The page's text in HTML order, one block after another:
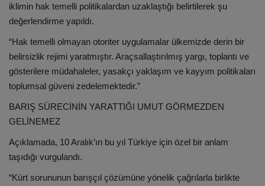
iklimin hak temelli politikalardan uzaklaştığı belirtilerek şu
değerlendirme yapıldı.
“Hak temelli olmayan otoriter uygulamalar ülkemizde derin bir
belirsizlik rejimi yaratmıştır. Araçsallaştırılmış yargı, toplantı ve
gösterilere müdahaleler, yasakçı yaklaşım ve kayyım politikaları
toplumsal güveni zedelemektedir.”
BARIŞ SÜRECİNİN YARATTIĞI UMUT GÖRMEZDEN
GELİNEMEZ
Açıklamada, 10 Aralık’ın bu yıl Türkiye için özel bir anlam
taşıdığı vurgulandı.
“Kürt sorununun barışçıl çözümüne yönelik çağrılarla birlikte